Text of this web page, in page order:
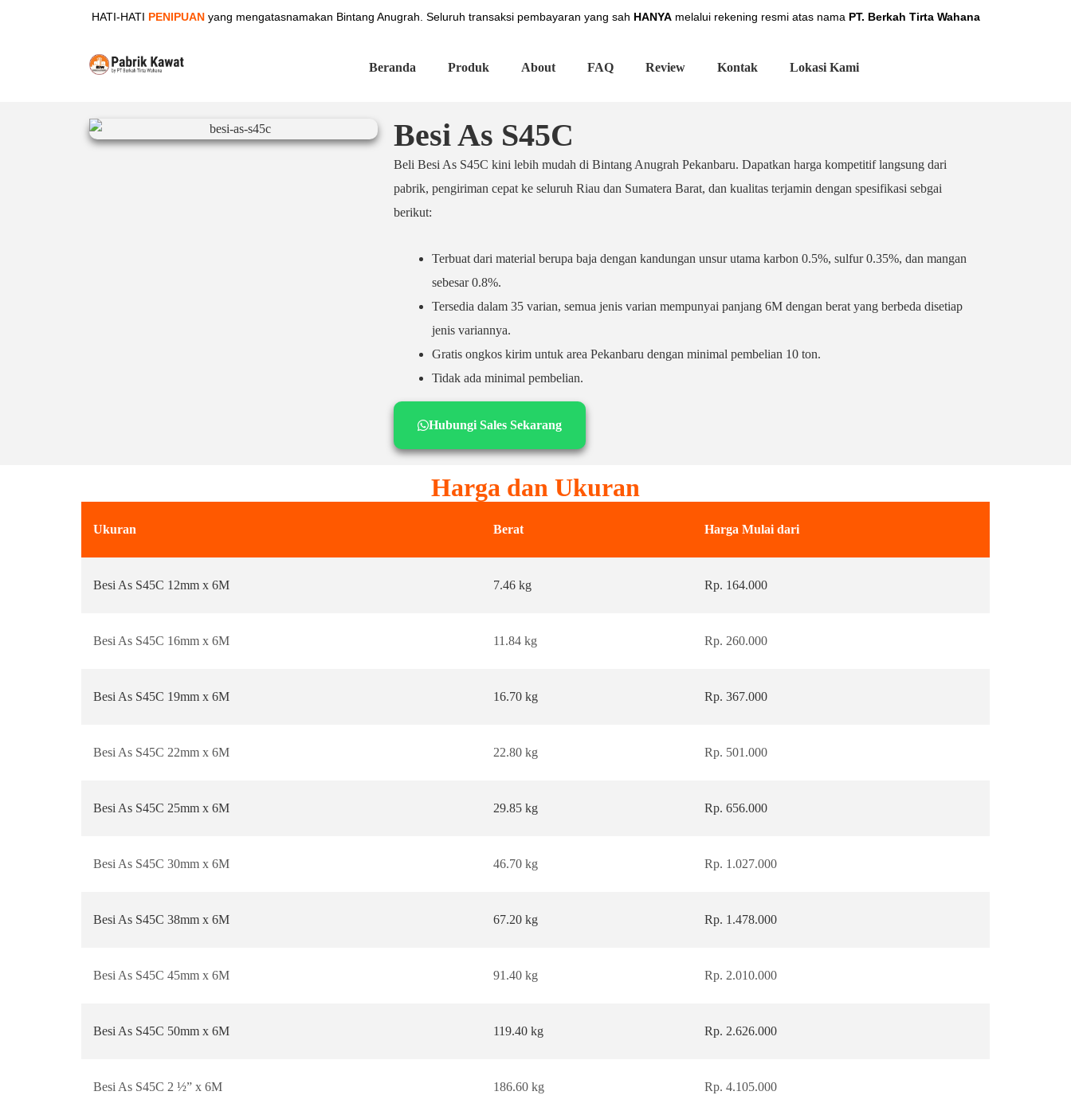
HATI-HATI PENIPUANyang mengatasnamakan Bintang Anugrah. Seluruh transaksi pembayaran yang sah HANYAmelalui rekening resmi atas nama PT. Berkah Tirta Wahana
Beranda Produk About FAQ Review Kontak Lokasi Kami
Besi As S45C
Beli Besi As S45C kini lebih mudah di Bintang Anugrah Pekanbaru. Dapatkan harga kompetitif langsung dari
pabrik, pengiriman cepat ke seluruh Riau dan Sumatera Barat, dan kualitas terjamin dengan spesifikasi sebgai
berikut:
Terbuat dari material berupa baja dengan kandungan unsur utama karbon 0.5%, sulfur 0.35%, dan mangan
sebesar 0.8%.
Tersedia dalam 35 varian, semua jenis varian mempunyai panjang 6M dengan berat yang berbeda disetiap
jenis variannya.
Gratis ongkos kirim untuk area Pekanbaru dengan minimal pembelian 10 ton.
Tidak ada minimal pembelian.
Hubungi Sales Sekarang
Harga dan Ukuran
Ukuran Berat Harga Mulai dari
Besi As S45C 12mm x 6M 7.46 kg Rp. 164.000
Besi As S45C 16mm x 6M 11.84 kg Rp. 260.000
Besi As S45C 19mm x 6M 16.70 kg Rp. 367.000
Besi As S45C 22mm x 6M 22.80 kg Rp. 501.000
Besi As S45C 25mm x 6M 29.85 kg Rp. 656.000
Besi As S45C 30mm x 6M 46.70 kg Rp. 1.027.000
Besi As S45C 38mm x 6M 67.20 kg Rp. 1.478.000
Besi As S45C 45mm x 6M 91.40 kg Rp. 2.010.000
Besi As S45C 50mm x 6M 119.40 kg Rp. 2.626.000
Besi As S45C 2 ½” x 6M 186.60 kg Rp. 4.105.000